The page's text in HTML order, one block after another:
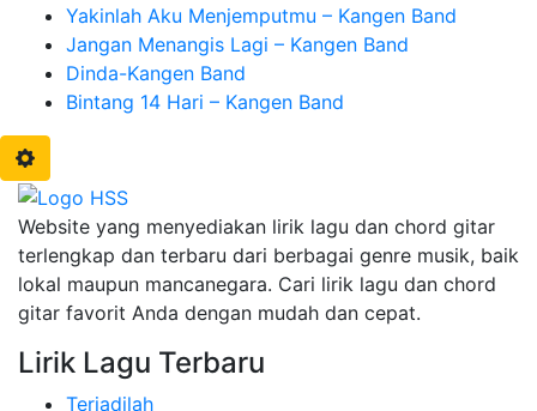
Yakinlah Aku Menjemputmu – Kangen Band
Jangan Menangis Lagi – Kangen Band
Dinda-Kangen Band
Bintang 14 Hari – Kangen Band
Website yang menyediakan lirik lagu dan chord gitar
terlengkap dan terbaru dari berbagai genre musik, baik
lokal maupun mancanegara. Cari lirik lagu dan chord
gitar favorit Anda dengan mudah dan cepat.
Lirik Lagu Terbaru
Terjadilah